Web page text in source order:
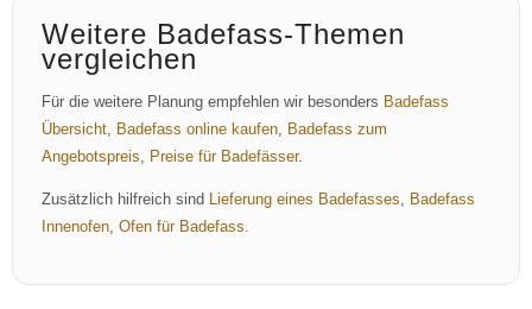
Weitere Badefass-Themen
vergleichen
Für die weitere Planung empfehlen wir besonders Badefass
Übersicht, Badefass online kaufen, Badefass zum
Angebotspreis, Preise für Badefässer.
Zusätzlich hilfreich sind Lieferung eines Badefasses, Badefass
Innenofen, Ofen für Badefass.